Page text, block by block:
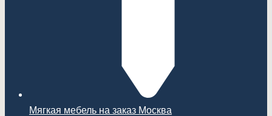
Мягкая мебель на заказ Москва